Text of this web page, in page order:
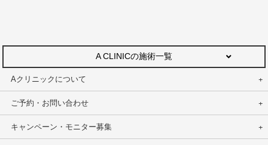
A CLINICの施術一覧
Aクリニックについて
ご予約・お問い合わせ
キャンペーン・モニター募集